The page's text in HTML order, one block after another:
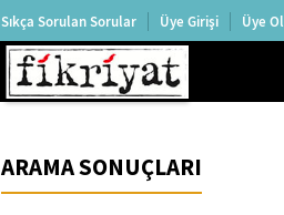
Sıkça Sorulan Sorular Üye Girişi Üye Ol
ARAMA SONUÇLARI